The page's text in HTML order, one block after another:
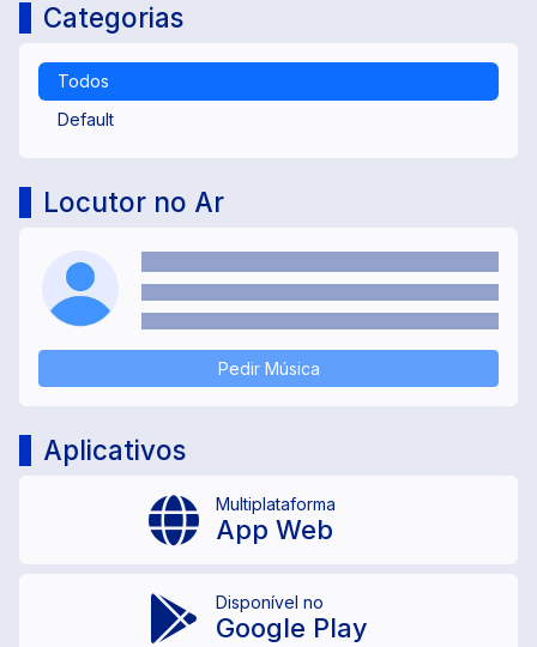
Categorias
Todos
Default
Locutor no Ar
Pedir Música
Aplicativos
Multiplataforma
App Web
Disponível no
Google Play